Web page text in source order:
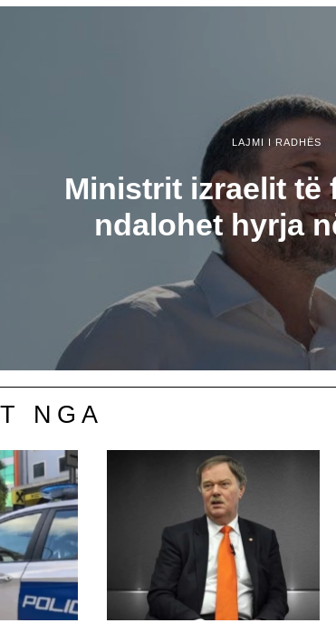
LAJMI I RADHËS
Ministrit izraelit të
ndalohet hyrja
NGA